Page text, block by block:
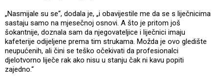
„Nasmijale su se“, dodala je, „i obavijestile me da se s liječnicima
sastaju samo na mjesečnoj osnovi. A što je pritom još
šokantnije, doznala sam da njegovateljice i liječnici imaju
kafeterije odijeljene prema tim strukama. Možda je ovo gledište
neupućenih, ali čini se teško očekivati da profesionalci
djelotvorno liječe rak ako nisu u stanju čak ni kavu popiti
zajedno.“